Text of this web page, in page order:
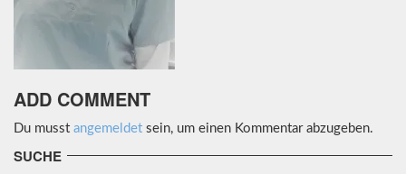
ADD COMMENT
Du musst angemeldet sein, um einen Kommentar abzugeben.
SUCHE